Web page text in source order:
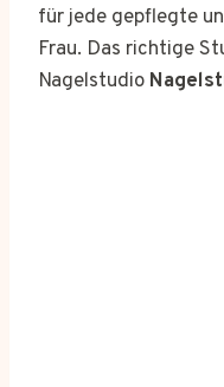
für jede gepflegte
Frau. Das richtige
Nagelstudio